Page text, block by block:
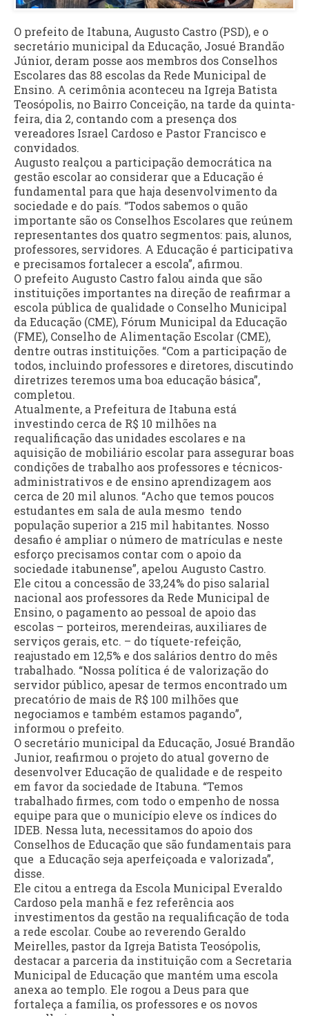
O prefeito de Itabuna, Augusto Castro (PSD), e o
secretário municipal da Educação, Josué Brandão
Júnior, deram posse aos membros dos Conselhos
Escolares das 88 escolas da Rede Municipal de
Ensino. A cerimônia aconteceu na Igreja Batista
Teosópolis, no Bairro Conceição, na tarde da quinta-
feira, dia 2, contando com a presença dos
vereadores Israel Cardoso e Pastor Francisco e
convidados.
Augusto realçou a participação democrática na
gestão escolar ao considerar que a Educação é
fundamental para que haja desenvolvimento da
sociedade e do país. “Todos sabemos o quão
importante são os Conselhos Escolares que reúnem
representantes dos quatro segmentos: pais, alunos,
professores, servidores. A Educação é participativa
e precisamos fortalecer a escola”, afirmou.
O prefeito Augusto Castro falou ainda que são
instituições importantes na direção de reafirmar a
escola pública de qualidade o Conselho Municipal
da Educação (CME), Fórum Municipal da Educação
(FME), Conselho de Alimentação Escolar (CME),
dentre outras instituições. “Com a participação de
todos, incluindo professores e diretores, discutindo
diretrizes teremos uma boa educação básica”,
completou.
Atualmente, a Prefeitura de Itabuna está
investindo cerca de R$ 10 milhões na
requalificação das unidades escolares e na
aquisição de mobiliário escolar para assegurar boas
condições de trabalho aos professores e técnicos-
administrativos e de ensino aprendizagem aos
cerca de 20 mil alunos. “Acho que temos poucos
estudantes em sala de aula mesmo tendo
população superior a 215 mil habitantes. Nosso
desafio é ampliar o número de matrículas e neste
esforço precisamos contar com o apoio da
sociedade itabunense”, apelou Augusto Castro.
Ele citou a concessão de 33,24% do piso salarial
nacional aos professores da Rede Municipal de
Ensino, o pagamento ao pessoal de apoio das
escolas – porteiros, merendeiras, auxiliares de
serviços gerais, etc. – do tíquete-refeição,
reajustado em 12,5% e dos salários dentro do mês
trabalhado. “Nossa política é de valorização do
servidor público, apesar de termos encontrado um
precatório de mais de R$ 100 milhões que
negociamos e também estamos pagando”,
informou o prefeito.
O secretário municipal da Educação, Josué Brandão
Junior, reafirmou o projeto do atual governo de
desenvolver Educação de qualidade e de respeito
em favor da sociedade de Itabuna. “Temos
trabalhado firmes, com todo o empenho de nossa
equipe para que o município eleve os índices do
IDEB. Nessa luta, necessitamos do apoio dos
Conselhos de Educação que são fundamentais para
que a Educação seja aperfeiçoada e valorizada”,
disse.
Ele citou a entrega da Escola Municipal Everaldo
Cardoso pela manhã e fez referência aos
investimentos da gestão na requalificação de toda
a rede escolar. Coube ao reverendo Geraldo
Meirelles, pastor da Igreja Batista Teosópolis,
destacar a parceria da instituição com a Secretaria
Municipal de Educação que mantém uma escola
anexa ao templo. Ele rogou a Deus para que
fortaleça a família, os professores e os novos